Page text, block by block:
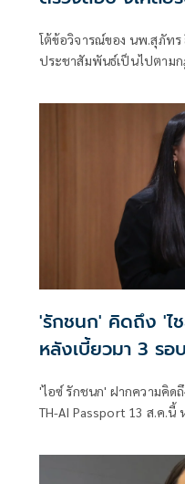
โต้ข้อวิจารณ์ของ นพ.สุภัทร
ประชาสัมพันธ์เป็นไปตาม
พร้อมตั้งข้อสังเกตว่าการเ
เมือง และเรียกร้องให้ชี้แจ
พยาบาลจะนะและการจัด
'รักชนก' คิดถึง 'ไ
หลังเบี้ยวมา 3 รอบ
'ไอซ์ รักชนก' ฝากความคิด
TH-AI Passport 13 ส.ค.นี้